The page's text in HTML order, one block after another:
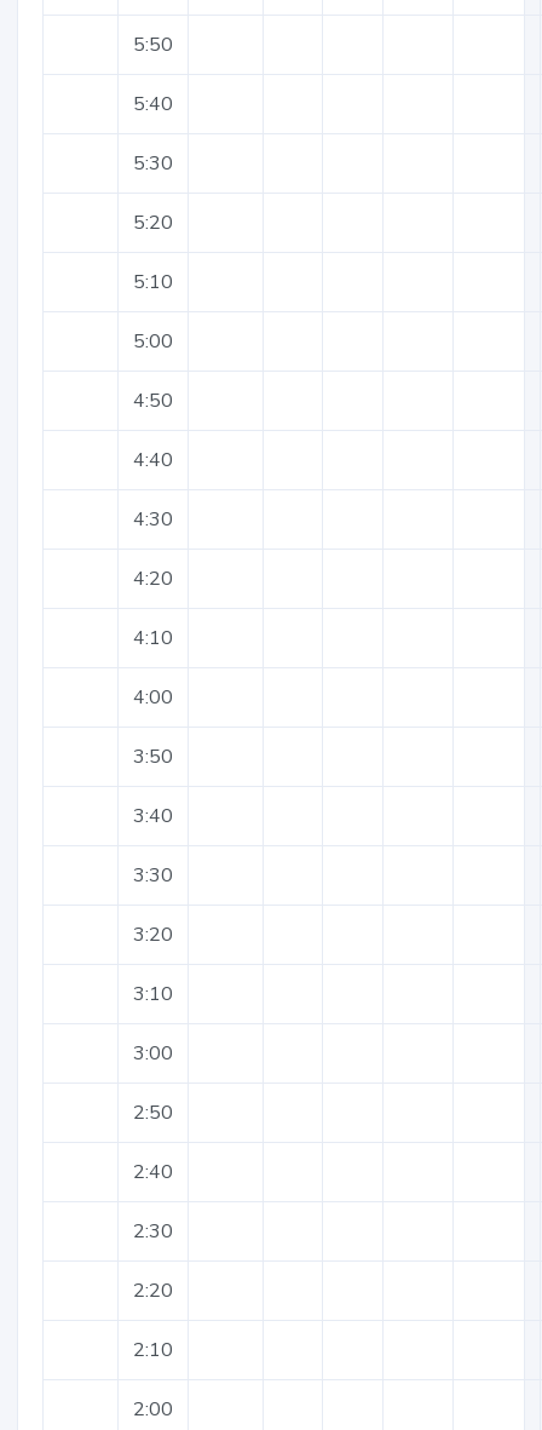
5:50
5:40
5:30
5:20
5:10
5:00
4:50
4:40
4:30
4:20
4:10
4:00
3:50
3:40
3:30
3:20
3:10
3:00
2:50
2:40
2:30
2:20
2:10
2:00